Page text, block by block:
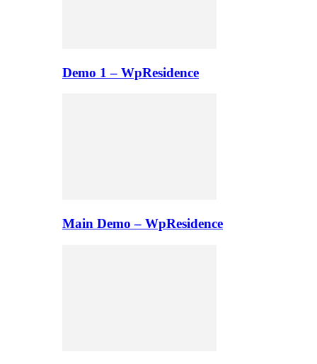
Demo 1 – WpResidence
Main Demo – WpResidence